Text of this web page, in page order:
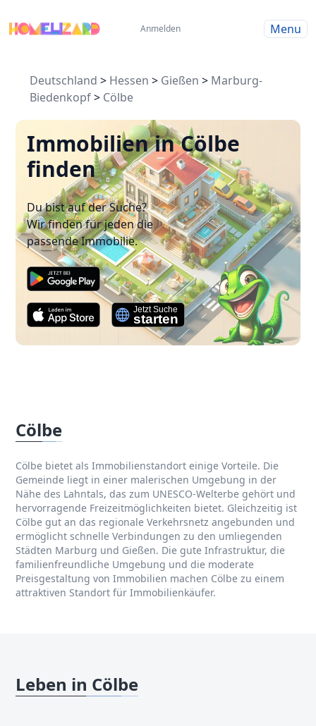
Anmelden Menu
Deutschland > Hessen > Gießen > Marburg-
Biedenkopf> Cölbe
Immobilien in Cölbe
finden
Du bist auf der Suche?
Wir finden für jeden die
passende Immobilie.
Cölbe
Cölbe bietet als Immobilienstandort einige Vorteile. Die
Gemeinde liegt in einer malerischen Umgebung in der
Nähe des Lahntals, das zum UNESCO-Welterbe gehört und
hervorragende Freizeitmöglichkeiten bietet. Gleichzeitig ist
Cölbe gut an das regionale Verkehrsnetz angebunden und
ermöglicht schnelle Verbindungen zu den umliegenden
Städten Marburg und Gießen. Die gute Infrastruktur, die
familienfreundliche Umgebung und die moderate
Preisgestaltung von Immobilien machen Cölbe zu einem
attraktiven Standort für Immobilienkäufer.
Leben in Cölbe